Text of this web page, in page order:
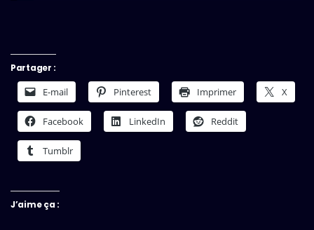
Partager :
E-mail Pinterest Imprimer X
Facebook LinkedIn Reddit
Tumblr
J’aime ça :